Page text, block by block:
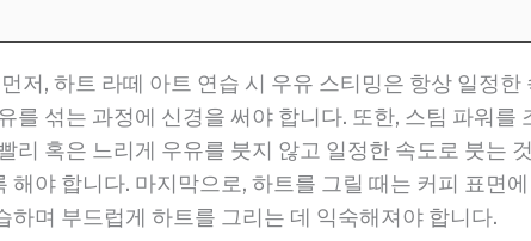
저, 하트 라떼 아트 연습 시 우유 스티밍은 항상 일정
를 섞는 과정에 신경을 써야 합니다. 또한, 스팀 파워를
리 혹은 느리게 우유를 붓지 않고 일정한 속도로 붓는
야 합니다. 마지막으로, 하트를 그릴 때는 커피 표면
하며 부드럽게 하트를 그리는 데 익숙해져야 합니다.